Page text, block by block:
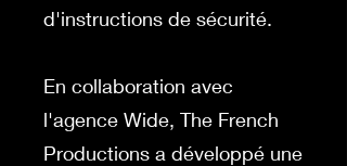
d'instructions de sécurité.
En collaboration avec
l'agence Wide, The French
Productions a développé une